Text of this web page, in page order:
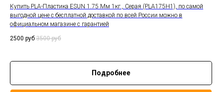
Купить PLA-Пластика ESUN 1.75 Мм 1кг., Серая (PLA175H1), по самой
выгодной цене с бесплатной доставкой по всей России можно в
официальном магазине с гарантией
2500 руб 3500 руб
Подробнее